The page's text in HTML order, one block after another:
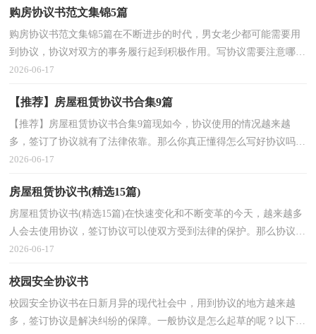
购房协议书范文集锦5篇
购房协议书范文集锦5篇在不断进步的时代，男女老少都可能需要用
到协议，协议对双方的事务履行起到积极作用。写协议需要注意哪些
问题呢？以下是小编整理的购房协议书5篇，希望对大家...
2026-06-17
【推荐】房屋租赁协议书合集9篇
【推荐】房屋租赁协议书合集9篇现如今，协议使用的情况越来越
多，签订了协议就有了法律依靠。那么你真正懂得怎么写好协议吗？
下面是小编收集整理的房屋租赁协议书10篇，欢迎大家借...
2026-06-17
房屋租赁协议书(精选15篇)
房屋租赁协议书(精选15篇)在快速变化和不断变革的今天，越来越多
人会去使用协议，签订协议可以使双方受到法律的保护。那么协议怎
么写才能发挥它最大的作用呢？以下是小编整理的房...
2026-06-17
校园安全协议书
校园安全协议书在日新月异的现代社会中，用到协议的地方越来越
多，签订协议是解决纠纷的保障。一般协议是怎么起草的呢？以下是